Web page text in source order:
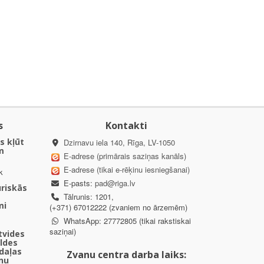
kļūt
Kontakti
Dzirnavu iela 140, Rīga, LV-1050
E-adrese (primārais saziņas kanāls)
E-adrese (tikai e-rēķinu iesniegšanai)
E-pasts: pad@riga.lv
Tālrunis: 1201,
(+371) 67012222 (zvaniem no ārzemēm)
WhatsApp: 27772805 (tikai rakstiskai
saziņai)
Zvanu centra darba laiks: